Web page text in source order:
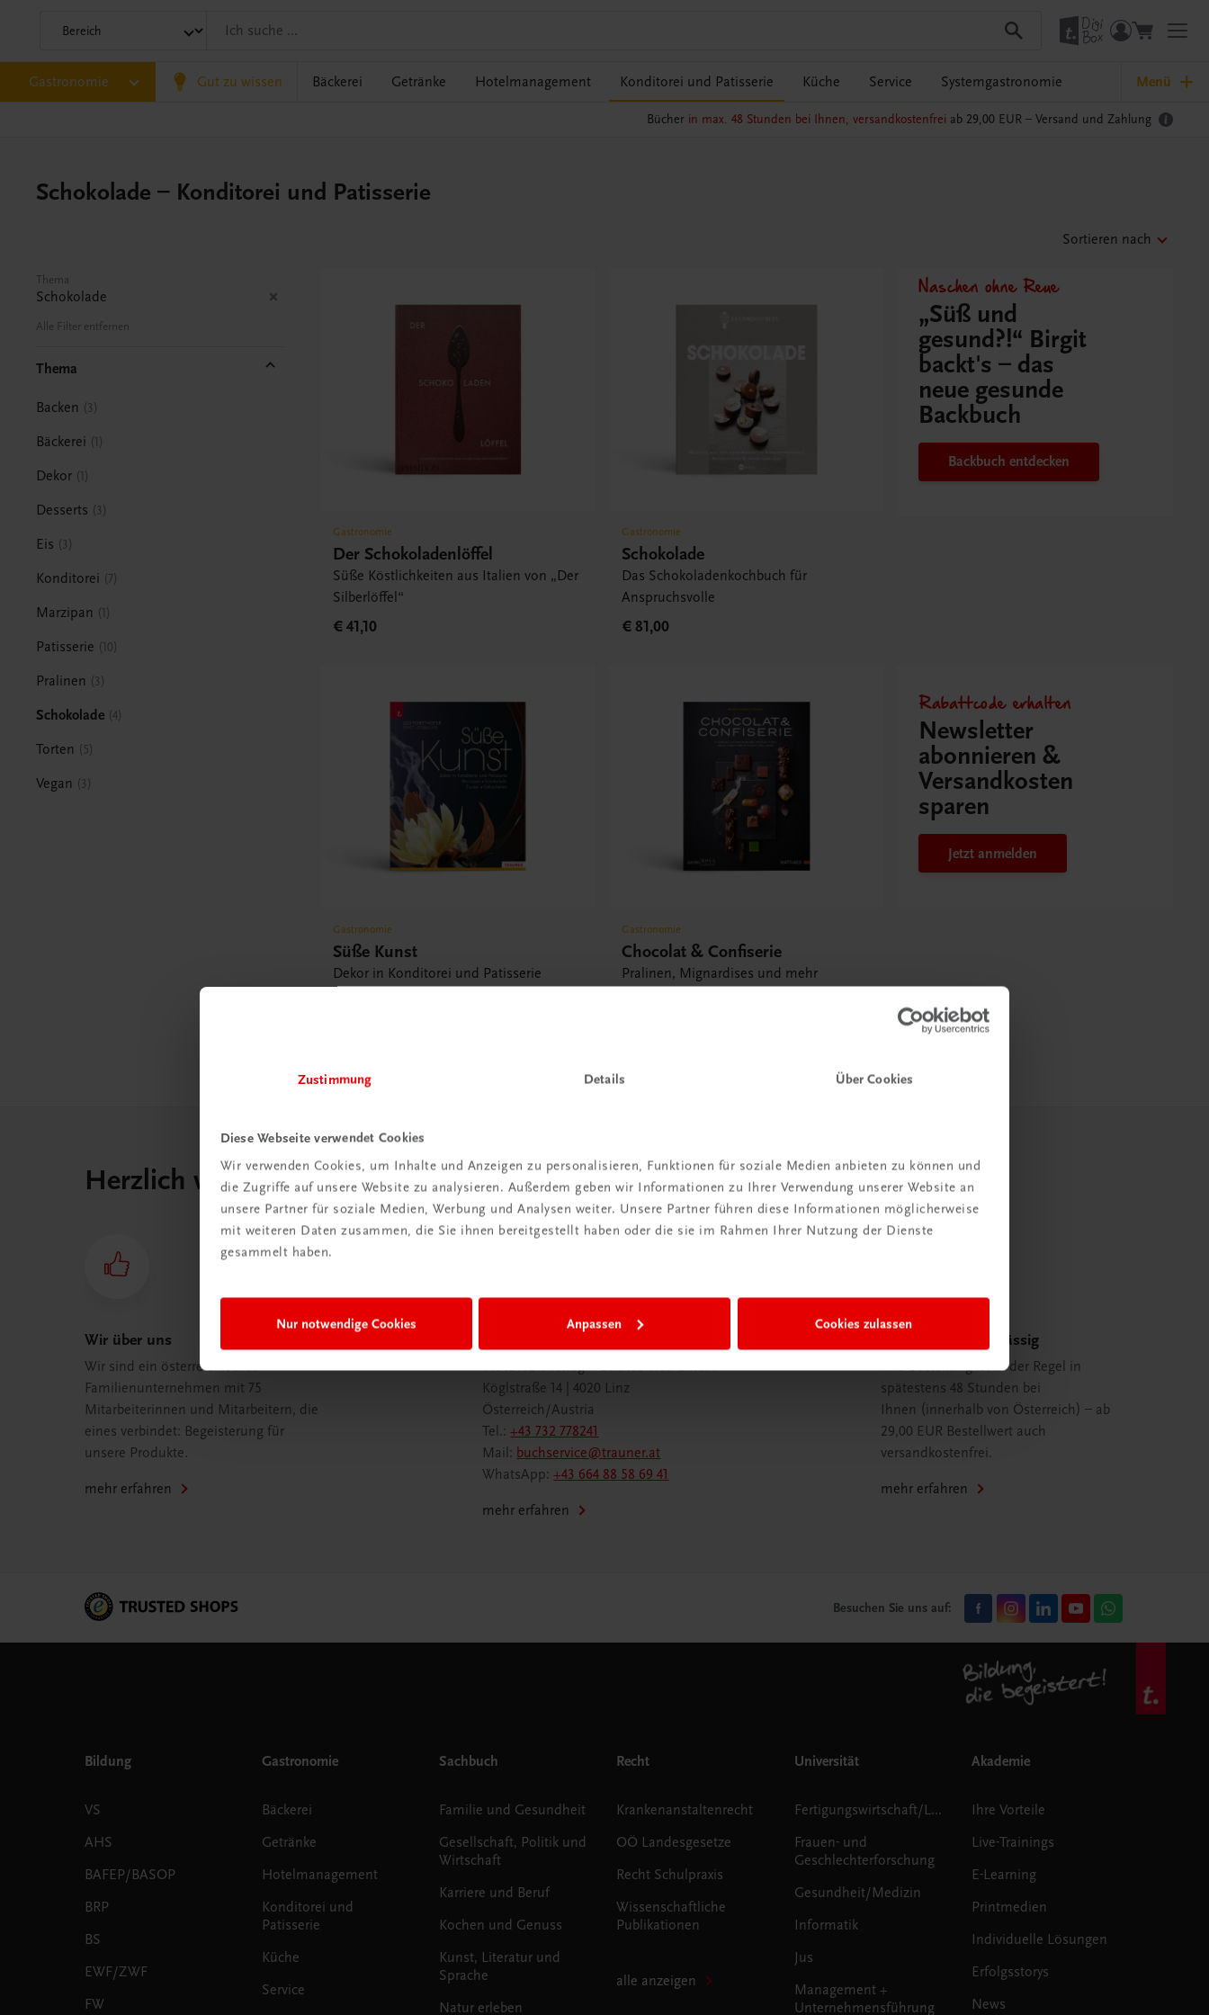
Zustimmung Details Über Cookies
Diese Webseite verwendet Cookies
Wir verwenden Cookies, um Inhalte und Anzeigen zu personalisieren, Funktionen für soziale Medien anbieten zu können und
die Zugriffe auf unsere Website zu analysieren. Außerdem geben wir Informationen zu Ihrer Verwendung unserer Website an
unsere Partner für soziale Medien, Werbung und Analysen weiter. Unsere Partner führen diese Informationen möglicherweise
mit weiteren Daten zusammen, die Sie ihnen bereitgestellt haben oder die sie im Rahmen Ihrer Nutzung der Dienste
gesammelt haben.
Nur notwendige Cookies Anpassen Cookies zulassen
Gastronomie Gut zu wissen Bäckerei Getränke Hotelmanagement Konditorei und Patisserie Küche Service Systemgastronomie Menü
Bücher in max. 48 Stunden bei Ihnen, versandkostenfrei ab 29,00 EUR – Versand und Zahlung
Schokolade – Konditorei und Patisserie
Sortieren nach
Thema
Schokolade
Alle Filter entfernen
Thema
Backen 3
Bäckerei 1
Dekor 1
Desserts 3
Eis 3
Konditorei 7
Marzipan 1
Patisserie 10
Pralinen 3
Schokolade 4
Torten 5
Vegan 3
Gastronomie
Der Schokoladenlöffel
Süße Köstlichkeiten aus Italien von „Der
Silberlöffel“
€ 41,10
Gastronomie
Schokolade
Das Schokoladenkochbuch für
Anspruchsvolle
€ 81,00
Naschen ohne Reue
„Süß und
gesund?!“ Birgit
backt's – das
neue gesunde
Backbuch
Backbuch entdecken
Gastronomie
Süße Kunst
Dekor in Konditorei und Patisserie
Gastronomie
Chocolat & Confiserie
Pralinen, Mignardises und mehr
Rabattcode erhalten
Newsletter
abonnieren &
Versandkosten
sparen
Jetzt anmelden
Herzlich willkommen bei TRAUNER!
Wir über uns
Wir sind ein österreichisches
Familienunternehmen mit 75
Mitarbeiterinnen und Mitarbeitern, die
eines verbindet: Begeisterung für
unsere Produkte.
mehr erfahren
TRAUNER Verlag + Buchservice GmbH
Köglstraße 14 | 4020 Linz
Österreich/Austria
Tel.:+43 732 778241
Mail: buchservice@trauner.at
WhatsApp:+43 664 88 58 69 41
mehr erfahren
Schnell und zuverlässig
Ihre Bestellung ist in der Regel in
spätestens 48 Stunden bei
Ihnen (innerhalb von Österreich) – ab
29,00 EUR Bestellwert auch
versandkostenfrei.
mehr erfahren
Besuchen Sie uns auf:
Bildung
VS
AHS
BAFEP/BASOP
BRP
BS
EWF/ZWF
FW
Gastronomie
Bäckerei
Getränke
Hotelmanagement
Konditorei und
Patisserie
Küche
Service
Sachbuch
Familie und Gesundheit
Gesellschaft, Politik und
Wirtschaft
Karriere und Beruf
Kochen und Genuss
Kunst, Literatur und
Sprache
Natur erleben
Recht
Krankenanstaltenrecht
OÖ Landesgesetze
Recht Schulpraxis
Wissenschaftliche
Publikationen
alle anzeigen
Universität
Fertigungswirtschaft/Logistik
Frauen- und
Geschlechterforschung
Gesundheit/Medizin
Informatik
Jus
Management +
Unternehmensführung
Akademie
Ihre Vorteile
Live-Trainings
E-Learning
Printmedien
Individuelle Lösungen
Erfolgsstorys
News